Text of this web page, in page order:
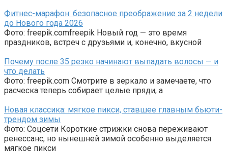
Фитнес-марафон: безопасное преображение за 2 недели
до Нового года 2026
Фото: freepik.comfreepik Новый год — это время
праздников, встреч с друзьями и, конечно, вкусной
Почему после 35 резко начинают выпадать волосы — и
что делать
Фото: freepik.com Смотрите в зеркало и замечаете, что
расческа теперь собирает целые пряди, а
Новая классика: мягкое пикси, ставшее главным бьюти-
трендом зимы
Фото: Соцсети Короткие стрижки снова переживают
ренессанс, но нынешней зимой особенно выделяется
мягкое пикси